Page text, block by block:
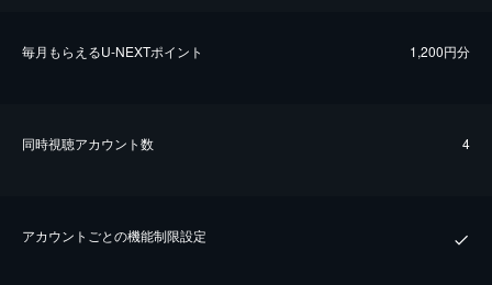
毎⽉もらえるU-NEXTポイント 1,200円分
同時視聴アカウント数 4
アカウントごとの機能制限設定